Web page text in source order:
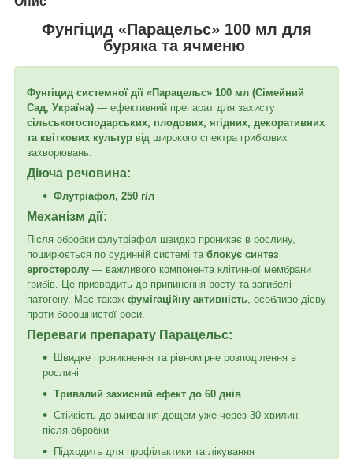
Фунгіцид «Парацельс» 100 мл для
буряка та ячменю
Фунгіцид системної дії «Парацельс» 100 мл (Сімейний
Сад, Україна) — ефективний препарат для захисту
сільськогосподарських, плодових, ягідних, декоративних
та квіткових культур від широкого спектра грибкових
захворювань.
Діюча речовина:
Флутріафол, 250 г/л
Механізм дії:
Після обробки флутріафол швидко проникає в рослину,
поширюється по судинній системі та блокує синтез
ергостеролу — важливого компонента клітинної мембрани
грибів. Це призводить до припинення росту та загибелі
патогену. Має також фумігаційну активність, особливо дієву
проти борошнистої роси.
Переваги препарату Парацельс:
Швидке проникнення та рівномірне розподілення в
рослині
Тривалий захисний ефект до 60 днів
Стійкість до змивання дощем уже через 30 хвилин
після обробки
Підходить для профілактики та лікування